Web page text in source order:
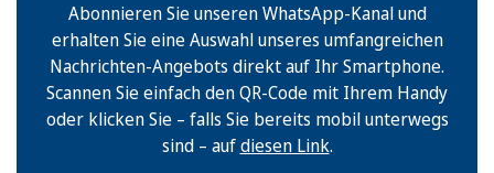
Abonnieren Sie unseren WhatsApp-Kanal und
erhalten Sie eine Auswahl unseres umfangreichen
Nachrichten-Angebots direkt auf Ihr Smartphone.
Scannen Sie einfach den QR-Code mit Ihrem Handy
oder klicken Sie – falls Sie bereits mobil unterwegs
sind – aufdiesen Link.